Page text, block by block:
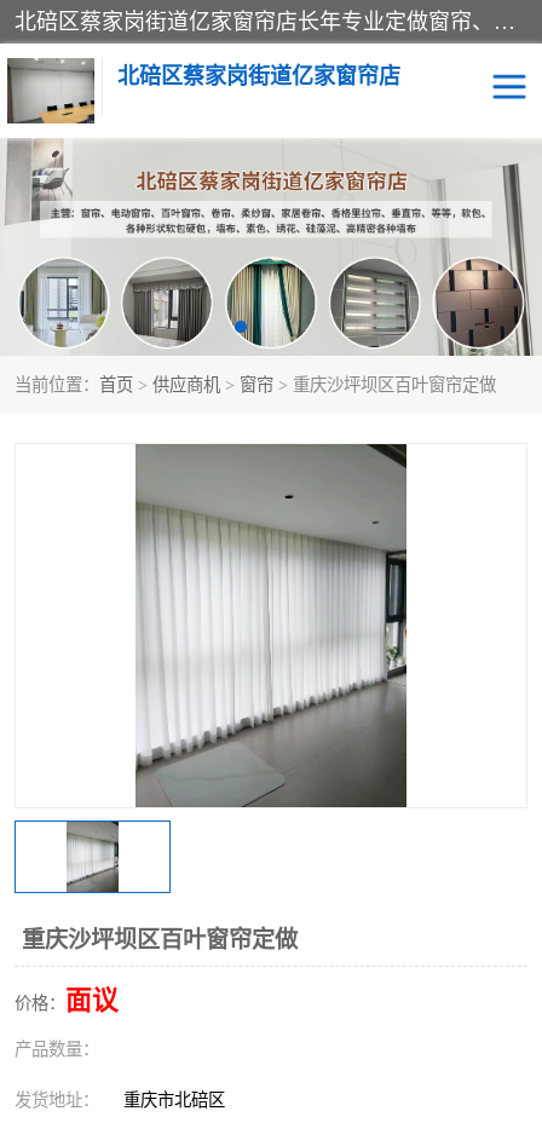
北碚区蔡家岗街道亿家窗帘店长年专业定做窗帘、电动窗帘、百叶窗帘、卷帘、柔纱窗、家居卷帘、香格里拉帘、垂直帘、等等，软包、各种形状软包硬包，墙布、素色、绣花、硅藻泥、高精密各种墙布，免费测量、免费安装，欢迎咨询
北碚区蔡家岗街道亿家窗帘店
当前位置： 首页 > 供应商机 > 窗帘 > 重庆沙坪坝区百叶窗帘定做
重庆沙坪坝区百叶窗帘定做
价格： 面议
产品数量：
发货地址： 重庆市北碚区
软包硬包 墙布
窗帘 百叶窗卷帘